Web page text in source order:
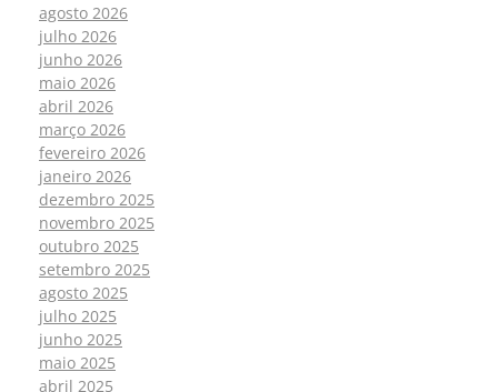
agosto 2026
julho 2026
junho 2026
maio 2026
abril 2026
março 2026
fevereiro 2026
janeiro 2026
dezembro 2025
novembro 2025
outubro 2025
setembro 2025
agosto 2025
julho 2025
junho 2025
maio 2025
abril 2025